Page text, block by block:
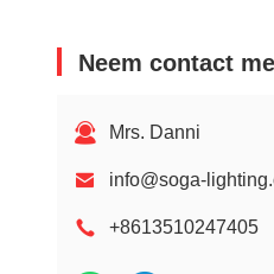
Neem contact
Mrs. Danni
info@soga-
+8613510247405